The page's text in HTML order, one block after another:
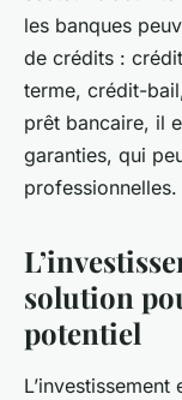
les banques
de crédits :
terme, crédit-
prêt bancaire, il
garanties, qui
professionnelles.
solution
potentiel
L’investissement